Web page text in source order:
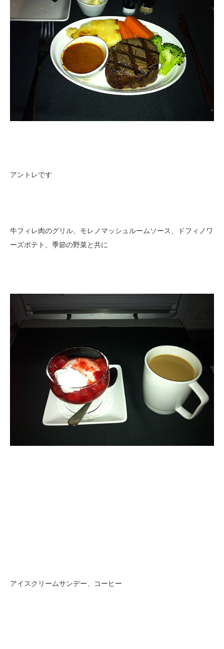
アントレです
牛フィレ肉のグリル、モレノマッシュルームソース、ドフィノワ
ーズポテト、季節の野菜と共に
アイスクリームサンデー、コーヒー